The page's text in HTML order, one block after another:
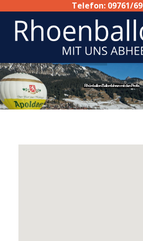
Telefon: 09761/
Rhönballon Ballonfahren mit den Profis